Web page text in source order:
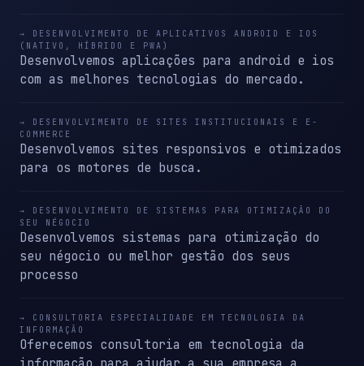
→ DESENVOLVIMENTO DE APLICATIVOS ANDROID E IOS
(NATIVO, HÍBRIDO E PWA)
Desenvolvemos aplicações para android e ios
com as melhores tecnologias do mercado.
→ DESENVOLVIMENTO DE SITES INSTITUCIONAIS E E-
COMMERCE
Desenvolvemos sites responsivos e otimizados
para os motores de busca.
→ DESENVOLVIMENTO DE SISTEMAS PARA OTIMIZAÇÃO DO
SEU NÉGOCIO
Desenvolvemos sistemas para otimização do
seu négocio ou melhor gestão dos seus
processo
→ CONSULTORIA ESPECIALIDADE EM TECNOLOGIA DA
INFORMAÇÃO
Oferecemos consultoria em tecnologia da